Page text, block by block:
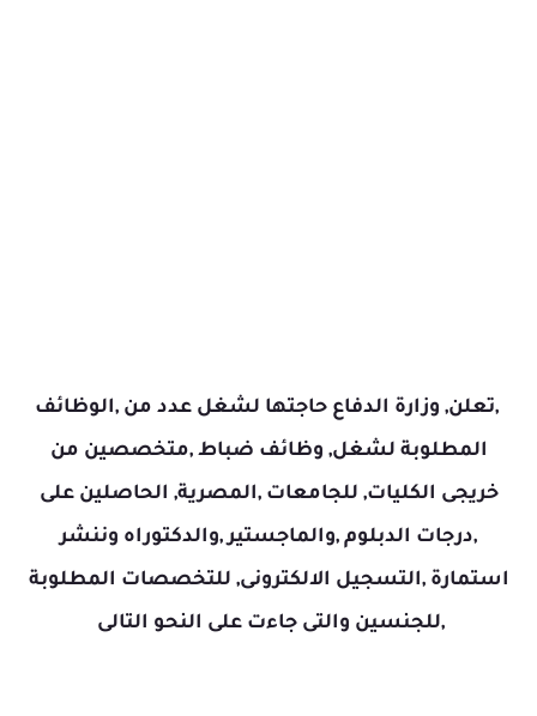
,تعلن, وزارة الدفاع حاجتها لشغل عدد من ,الوظائف
المطلوبة لشغل, وظائف ضباط ,متخصصين من
خريجى الكليات, للجامعات ,المصرية, الحاصلين على
,درجات الدبلوم ,والماجستير ,والدكتوراه وننشر
استمارة ,التسجيل الالكترونى, للتخصصات المطلوبة
,للجنسين والتى جاءت على النحو التالى